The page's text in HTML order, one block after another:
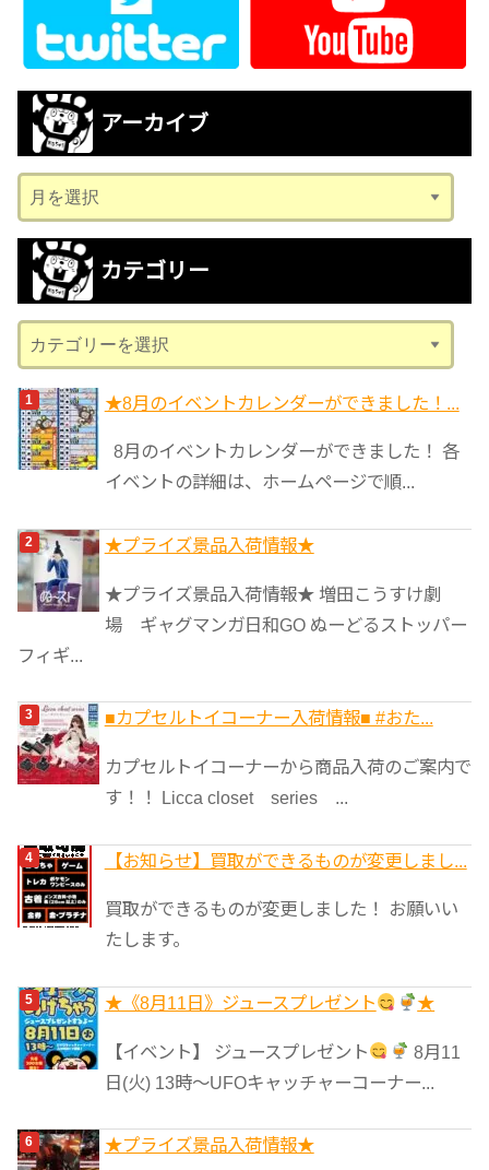
アーカイブ
ー
カ
ブ
カテゴリー
テ
ゴ
リ
ー
★8月のイベントカレンダーができました！...
8月のイベントカレンダーができました！ 各
イベントの詳細は、ホームページで順...
★プライズ景品入荷情報★
★プライズ景品入荷情報★ 増田こうすけ劇
場 ギャグマンガ日和GO ぬーどるストッパー
フィギ...
■カプセルトイコーナー入荷情報■ #おた...
カプセルトイコーナーから商品入荷のご案内で
す！！ Licca closet series ...
【お知らせ】買取ができるものが変更しまし...
買取ができるものが変更しました！ お願いい
たします。
★《8月11日》ジュースプレゼント ★
【イベント】 ジュースプレゼント
8月11
日(火) 13時〜UFOキャッチャーコーナー...
★プライズ景品入荷情報★